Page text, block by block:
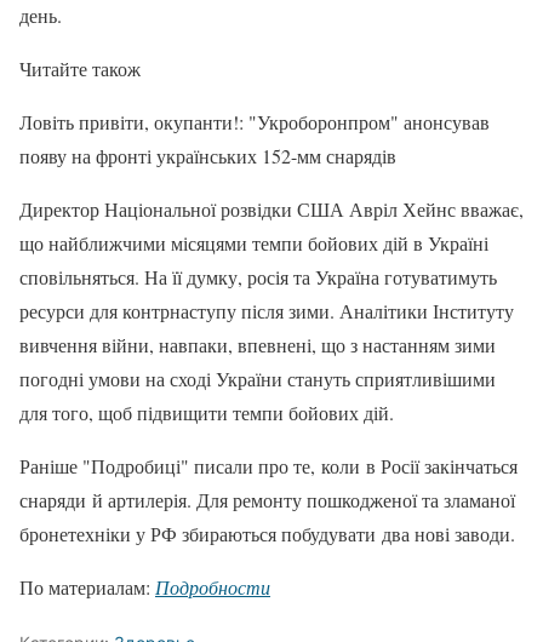
день.
Читайте також
Ловіть привіти, окупанти!: "Укроборонпром" анонсував
появу на фронті українських 152-мм снарядів
Директор Національної розвідки США Авріл Хейнс вважає,
що найближчими місяцями темпи бойових дій в Україні
сповільняться. На її думку, росія та Україна готуватимуть
ресурси для контрнаступу після зими. Аналітики Інституту
вивчення війни, навпаки, впевнені, що з настанням зими
погодні умови на сході України стануть сприятливішими
для того, щоб підвищити темпи бойових дій.
Раніше "Подробиці" писали про те, коли в Росії закінчаться
снаряди й артилерія. Для ремонту пошкодженої та зламаної
бронетехніки у РФ збираються побудувати два нові заводи.
По материалам: Подробности